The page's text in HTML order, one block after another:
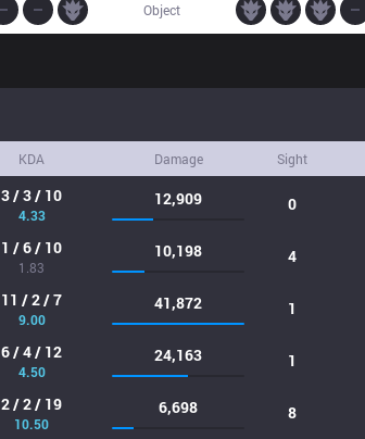
Object
KDA Damage Sight
3 / 3 / 10
4.33
12,909 0
1 / 6 / 10
1.83
10,198 4
11 / 2 / 7
9.00
41,872 1
6 / 4 / 12
4.50
24,163 1
2 / 2 / 19
10.50
6,698 8